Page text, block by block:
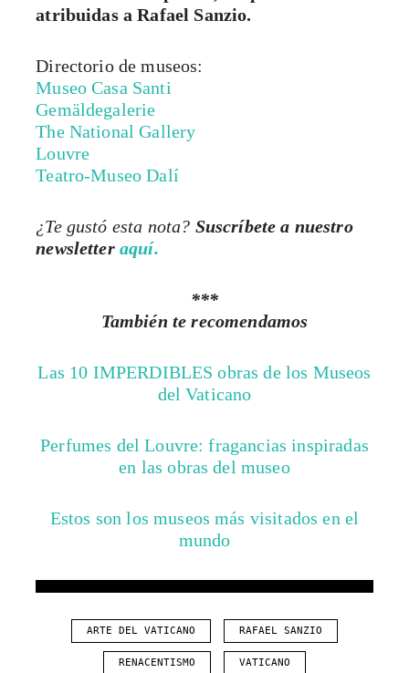
Directorio de museos:
Gemäldegalerie
The National Gallery
Louvre
Teatro-Museo Dalí
¿Te gustó esta nota?
Las 10 IMPERDIBLES obras de los Museos
Perfumes del Louvre: fragancias inspiradas
Estos son los museos más visitados en el
RENACENTISMO VATICANO